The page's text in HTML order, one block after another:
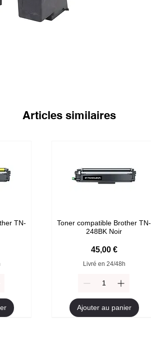
Articles similaires
TN-
Toner compatible Brother TN-
248BK Noir
Prix
45,00 €
Livré en 24/48h
Ajouter au panier